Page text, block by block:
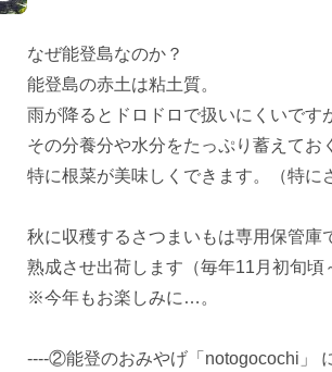
なぜ能登島なのか？
能登島の赤土は粘土質。
雨が降るとドロドロで扱いにくいです
その分養分や水分をたっぷり蓄えてお
特に根菜が美味しくできます。（特に
秋に収穫するさつまいもは専用保管庫
熟成させ出荷します（毎年11月初旬頃
※今年もお楽しみに…。
----②能登のおみやげ「notogocochi」